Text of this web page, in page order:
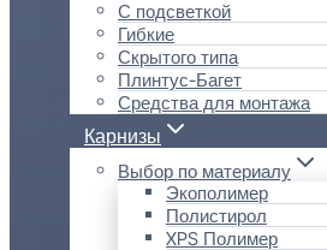
С подсветкой
Гибкие
Скрытого типа
Плинтус-Багет
Средства для монтажа
Карнизы
Выбор по материалу
Экополимер
Полистирол
XPS Полимер